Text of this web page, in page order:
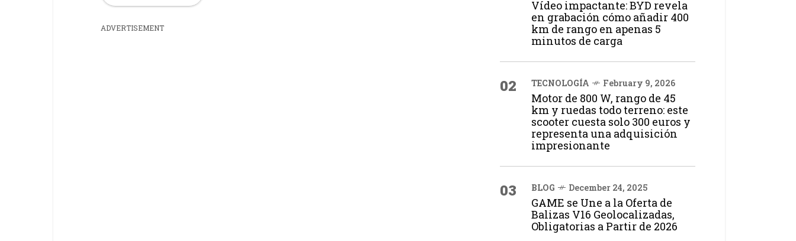
ADVERTISEMENT
Vídeo impactante: BYD revela
en grabación cómo añadir 400
km de rango en apenas 5
minutos de carga
02 TECNOLOGÍA February 9, 2026
Motor de 800 W, rango de 45
km y ruedas todo terreno: este
scooter cuesta solo 300 euros y
representa una adquisición
impresionante
03 BLOG December 24, 2025
GAME se Une a la Oferta de
Balizas V16 Geolocalizadas,
Obligatorias a Partir de 2026